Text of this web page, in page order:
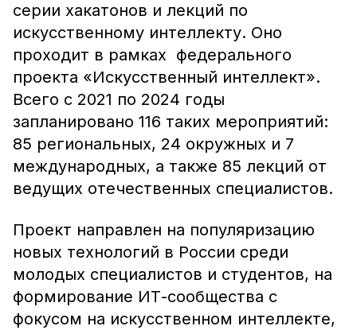
серии хакатонов и лекций по
искусственному интеллекту. Оно
проходит в рамках федерального
проекта «Искусственный интеллект».
Всего с 2021 по 2024 годы
запланировано 116 таких мероприятий:
85 региональных, 24 окружных и 7
международных, а также 85 лекций от
ведущих отечественных специалистов.
Проект направлен на популяризацию
новых технологий в России среди
молодых специалистов и студентов, на
формирование ИТ-сообщества с
фокусом на искусственном интеллекте,